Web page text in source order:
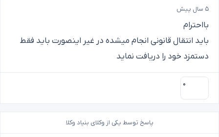
۵ سال پیش
بااحترام
باید انتقال قانونی انجام میشده در غیر اینصورت باید فقط
دستمزد خود را دریافت نماید
۰
پاسخ توسط یکی از وکلای بنیاد وکلا